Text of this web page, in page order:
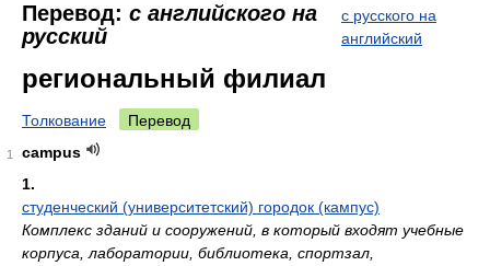
Перевод: с английского на
русский
с русского на
английский
региональный филиал
Толкование Перевод
1
campus
1.
студенческий (университетский) городок (кампус)
Комплекс зданий и сооружений, в который входят учебные
корпуса, лаборатории, библиотека, спортзал,